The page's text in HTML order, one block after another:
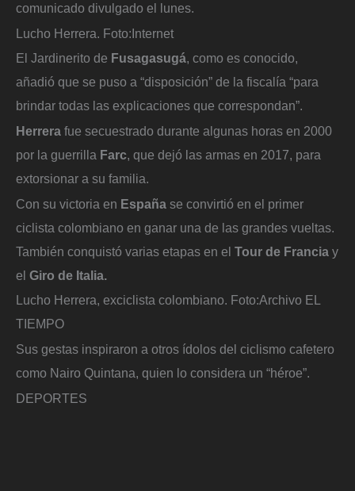
comunicado divulgado el lunes.
Lucho Herrera. Foto:Internet
El Jardinerito de Fusagasugá, como es conocido,
añadió que se puso a “disposición” de la fiscalía “para
brindar todas las explicaciones que correspondan”.
Herrera fue secuestrado durante algunas horas en 2000
por la guerrilla Farc, que dejó las armas en 2017, para
extorsionar a su familia.
Con su victoria en España se convirtió en el primer
ciclista colombiano en ganar una de las grandes vueltas.
También conquistó varias etapas en el Tour de Francia y
el Giro de Italia.
Lucho Herrera, exciclista colombiano. Foto:Archivo EL
TIEMPO
Sus gestas inspiraron a otros ídolos del ciclismo cafetero
como Nairo Quintana, quien lo considera un “héroe”.
DEPORTES